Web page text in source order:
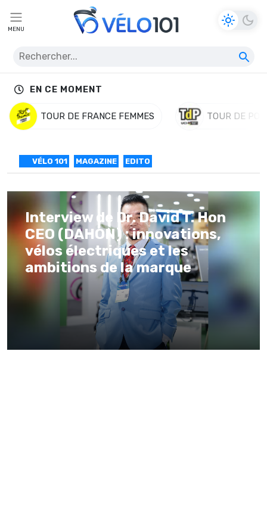
MENU
EN CE MOMENT
TOUR DE FRANCE FEMMES TOUR DE
VÉLO 101 MAGAZINE EDITO
Interview de Dr. David T. Hon
CEO (DAHON) : innovations,
vélos électriques et les
ambitions de la marque